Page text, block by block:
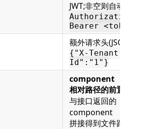
JWT;非空则自动加
Authorization:
Bearer <token>
额外请求头(JSON),如
{"X-Tenant-
Id":"1"}
component
相对路径的前置前缀
与接口返回的
component
拼接得到文件路径